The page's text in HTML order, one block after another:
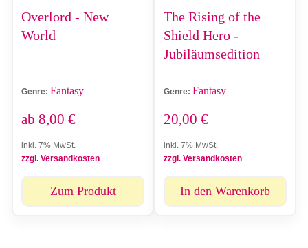
Overlord - New
World
Genre: Fantasy
ab 8,00 €
inkl. 7% MwSt.
zzgl. Versandkosten
Zum Produkt
The Rising of the
Shield Hero -
Jubiläumsedition
Genre: Fantasy
20,00 €
inkl. 7% MwSt.
zzgl. Versandkosten
In den Warenkorb